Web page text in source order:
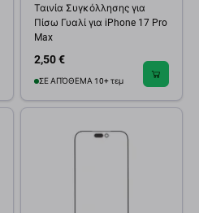
Ταινία Συγκόλλησης για
Πίσω Γυαλί για iPhone 17 Pro
Max
2,50 €
ΣΕ ΑΠΌΘΕΜΑ 10+ τεμ